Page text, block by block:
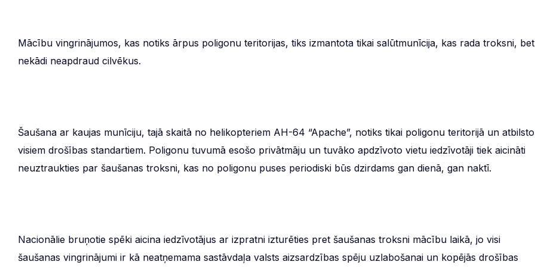
Mācību vingrinājumos, kas notiks ārpus poligonu teritorijas, tiks izmantota tikai salūtmunīcija, kas rada troksni, bet
nekādi neapdraud cilvēkus.
Šaušana ar kaujas munīciju, tajā skaitā no helikopteriem AH-64 “Apache”, notiks tikai poligonu teritorijā un
visiem drošības standartiem. Poligonu tuvumā esošo privātmāju un tuvāko apdzīvoto vietu iedzīvotāji tiek aicināti
neuztraukties par šaušanas troksni, kas no poligonu puses periodiski būs dzirdams gan dienā, gan naktī.
Nacionālie bruņotie spēki aicina iedzīvotājus ar izpratni izturēties pret šaušanas troksni mācību laikā, jo visi
šaušanas vingrinājumi ir kā neatņemama sastāvdaļa valsts aizsardzības spēju uzlabošanai un kopējās drošības